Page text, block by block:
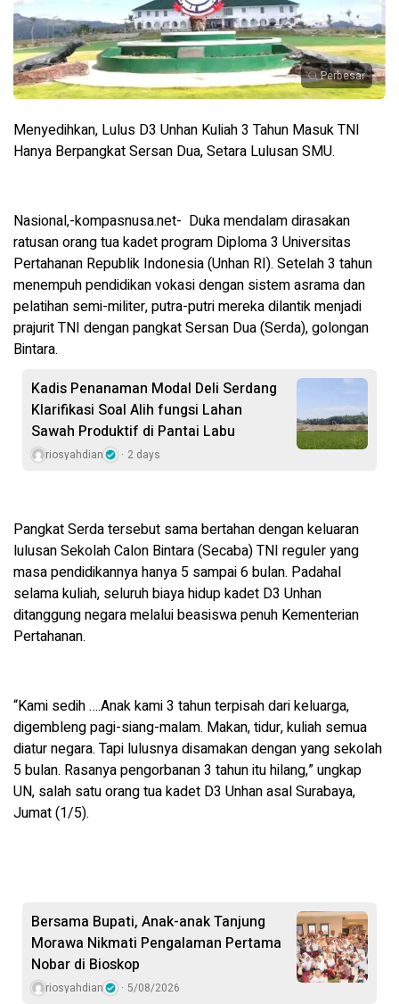
Perbesar
Menyedihkan, Lulus D3 Unhan Kuliah 3 Tahun Masuk TNI
Hanya Berpangkat Sersan Dua, Setara Lulusan SMU.
Nasional,-kompasnusa.net- Duka mendalam dirasakan
ratusan orang tua kadet program Diploma 3 Universitas
Pertahanan Republik Indonesia (Unhan RI). Setelah 3 tahun
menempuh pendidikan vokasi dengan sistem asrama dan
pelatihan semi-militer, putra-putri mereka dilantik menjadi
prajurit TNI dengan pangkat Sersan Dua (Serda), golongan
Bintara.
Kadis Penanaman Modal Deli Serdang
Klarifikasi Soal Alih fungsi Lahan
Sawah Produktif di Pantai Labu
riosyahdian 2 days
Pangkat Serda tersebut sama bertahan dengan keluaran
lulusan Sekolah Calon Bintara (Secaba) TNI reguler yang
masa pendidikannya hanya 5 sampai 6 bulan. Padahal
selama kuliah, seluruh biaya hidup kadet D3 Unhan
ditanggung negara melalui beasiswa penuh Kementerian
Pertahanan.
“Kami sedih ….Anak kami 3 tahun terpisah dari keluarga,
digembleng pagi-siang-malam. Makan, tidur, kuliah semua
diatur negara. Tapi lulusnya disamakan dengan yang sekolah
5 bulan. Rasanya pengorbanan 3 tahun itu hilang,” ungkap
UN, salah satu orang tua kadet D3 Unhan asal Surabaya,
Jumat (1/5).
Bersama Bupati, Anak-anak Tanjung
Morawa Nikmati Pengalaman Pertama
Nobar di Bioskop
riosyahdian 5/08/2026